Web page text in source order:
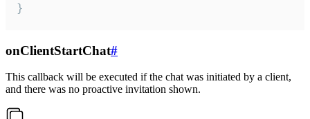
}
onClientStartChat#
This callback will be executed if the chat was initiated by a client,
and there was no proactive invitation shown.